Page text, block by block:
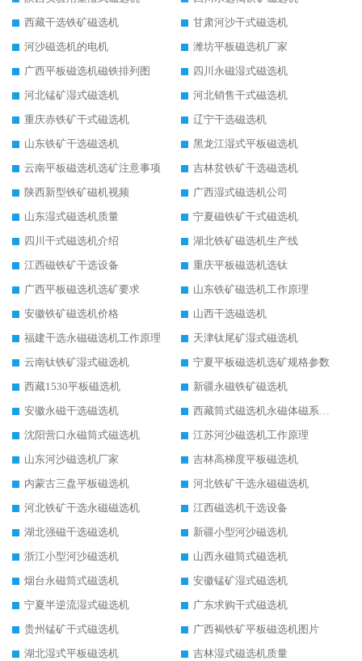
西藏干选铁矿磁选机
甘肃河沙干式磁选机
河沙磁选机的电机
潍坊平板磁选机厂家
广西平板磁选机磁铁排列图
四川永磁湿式磁选机
河北锰矿湿式磁选机
河北销售干式磁选机
重庆赤铁矿干式磁选机
辽宁干选磁选机
山东铁矿干选磁选机
黑龙江湿式平板磁选机
云南平板磁选机选矿注意事项
吉林贫铁矿干选磁选机
陕西新型铁矿磁机视频
广西湿式磁选机公司
山东湿式磁选机质量
宁夏磁铁矿干式磁选机
四川干式磁选机介绍
湖北铁矿磁选机生产线
江西磁铁矿干选设备
重庆平板磁选机选钛
广西平板磁选机选矿要求
山东铁矿磁选机工作原理
安徽铁矿磁选机价格
山西干选磁选机
福建干选永磁磁选机工作原理
天津钛尾矿湿式磁选机
云南钛铁矿湿式磁选机
宁夏平板磁选机选矿规格参数
西藏1530平板磁选机
新疆永磁铁矿磁选机
安徽永磁干选磁选机
西藏筒式磁选机永磁体磁系设计
沈阳营口永磁筒式磁选机
江苏河沙磁选机工作原理
山东河沙磁选机厂家
吉林高梯度平板磁选机
内蒙古三盘平板磁选机
河北铁矿干选永磁磁选机
河北铁矿干选永磁磁选机
江西磁选机干选设备
湖北强磁干选磁选机
新疆小型河沙磁选机
浙江小型河沙磁选机
山西永磁筒式磁选机
烟台永磁筒式磁选机
安徽锰矿湿式磁选机
宁夏半逆流湿式磁选机
广东求购干式磁选机
贵州锰矿干式磁选机
广西褐铁矿平板磁选机图片
湖北湿式平板磁选机
吉林湿式磁选机质量